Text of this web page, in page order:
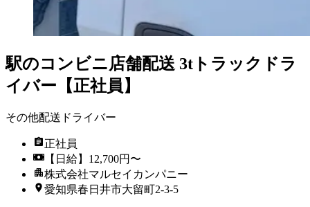
駅のコンビニ店舗配送 3tトラックドラ
イバー【正社員】
その他配送ドライバー
正社員
【日給】12,700円〜
株式会社マルセイカンパニー
愛知県春日井市大留町2-3-5